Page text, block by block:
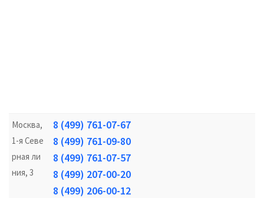
Москва,
1-я Севе
рная ли
ния, 3
8 (499) 761-07-67
8 (499) 761-09-80
8 (499) 761-07-57
8 (499) 207-00-20
8 (499) 206-00-12